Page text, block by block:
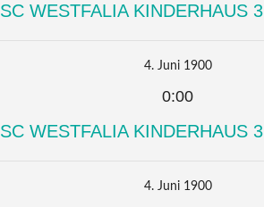
SC WESTFALIA KINDERHAUS 3
4. Juni 1900
0:00
SC WESTFALIA KINDERHAUS 3
4. Juni 1900